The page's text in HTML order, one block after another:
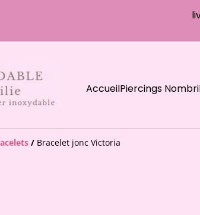
AccueilPiercings
/ Bracelet jonc Victoria